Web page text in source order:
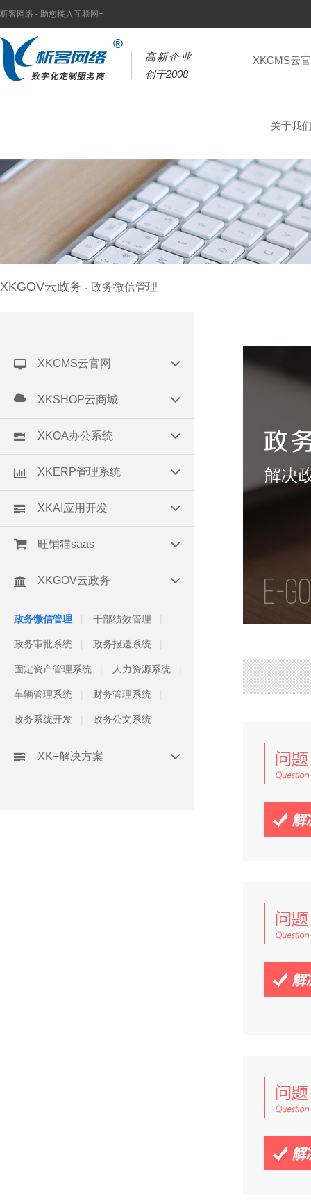
析客网络 - 助您接入互联网+
高新企业
创于2008
XKCMS云
关于我
XKGOV云政务 - 政务微信管理
XKCMS云官网
XKSHOP云商城
XKOA办公系统
XKERP管理系统
XKAI应用开发
旺铺猫saas
XKGOV云政务
政务微信管理 干部绩效管理
政务审批系统 政务报送系统
固定资产管理系统 人力资源系统
车辆管理系统 财务管理系统
政务系统开发 政务公文系统
XK+解决方案